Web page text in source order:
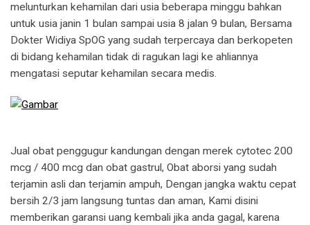
melunturkan kehamilan dari usia beberapa minggu bahkan
untuk usia janin 1 bulan sampai usia 8 jalan 9 bulan, Bersama
Dokter Widiya SpOG yang sudah terpercaya dan berkopeten
di bidang kehamilan tidak di ragukan lagi ke ahliannya
mengatasi seputar kehamilan secara medis.
Jual obat penggugur kandungan dengan merek cytotec 200
mcg / 400 mcg dan obat gastrul, Obat aborsi yang sudah
terjamin asli dan terjamin ampuh, Dengan jangka waktu cepat
bersih 2/3 jam langsung tuntas dan aman, Kami disini
memberikan garansi uang kembali jika anda gagal, karena